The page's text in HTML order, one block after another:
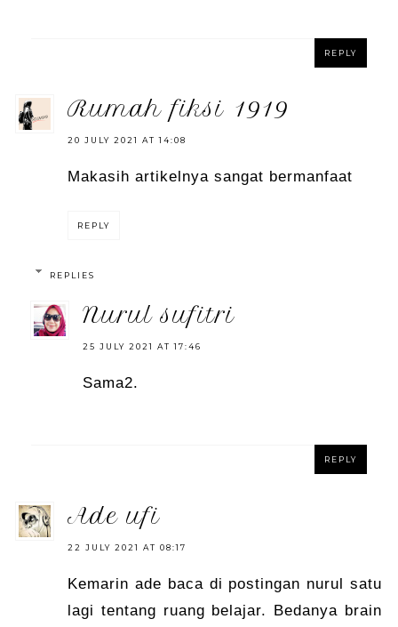
REPLY
rumah fiksi 1919
20 JULY 2021 AT 14:08
Makasih artikelnya sangat bermanfaat
REPLY
REPLIES
nurul sufitri
25 JULY 2021 AT 17:46
Sama2.
REPLY
ade ufi
22 JULY 2021 AT 08:17
Kemarin ade baca di postingan nurul satu
lagi tentang ruang belajar. Bedanya brain